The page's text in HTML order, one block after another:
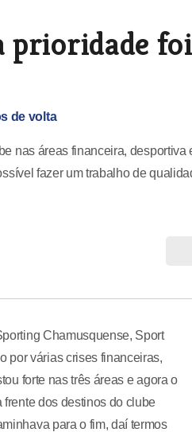
prioridade foi
de volta
nas áreas financeira, desportiva
fazer um trabalho de
Chamusquense, Sport
por várias crises financeiras,
forte nas três áreas e agora o
frente dos destinos do clube
para o fim, daí termos